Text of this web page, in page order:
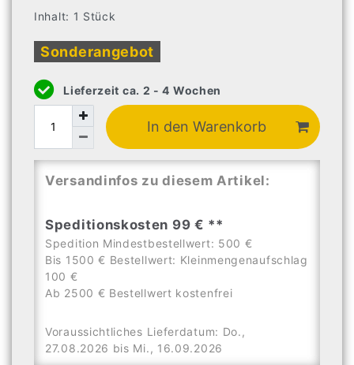
Inhalt: 1 Stück
Sonderangebot
Lieferzeit ca. 2 - 4 Wochen
In den Warenkorb
Versandinfos zu diesem Artikel:
Speditionskosten 99 € **
Spedition Mindestbestellwert: 500 €
Bis 1500 € Bestellwert: Kleinmengenaufschlag
100 €
Ab 2500 € Bestellwert kostenfrei
Voraussichtliches Lieferdatum: Do.,
27.08.2026 bis Mi., 16.09.2026